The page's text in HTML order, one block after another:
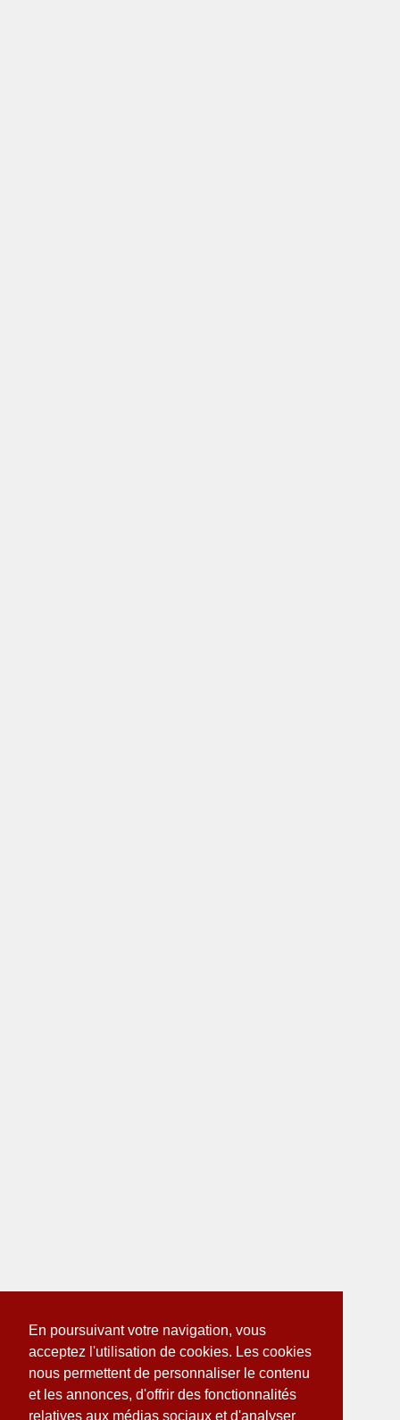
En poursuivant votre navigation, vous
acceptez l'utilisation de cookies. Les cookies
nous permettent de personnaliser le contenu
et les annonces, d'offrir des fonctionnalités
relatives aux médias sociaux et d'analyser